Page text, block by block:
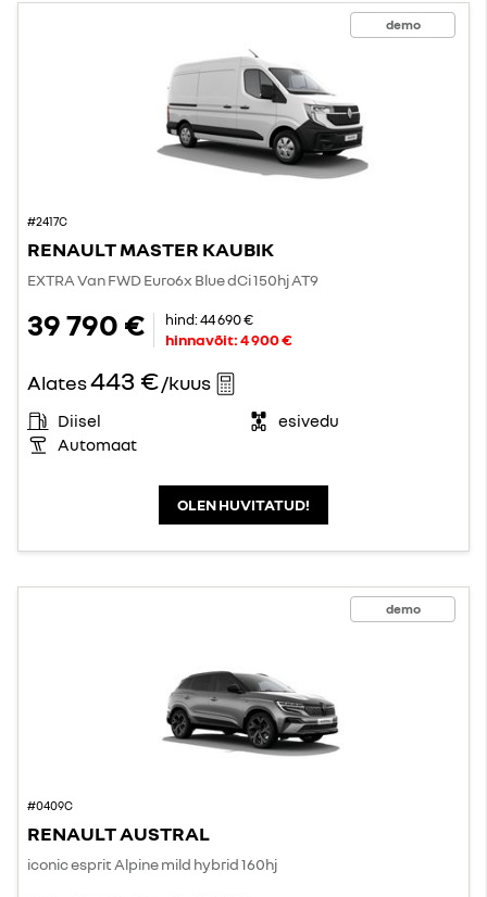
demo
#2417C
RENAULT MASTER KAUBIK
EXTRA Van FWD Euro6x Blue dCi 150hj AT9
39 790 € hind:44 690 €
hinnavõit:4 900 €
Alates443 €/kuus
Diisel
esivedu
Automaat
OLEN HUVITATUD!
demo
#0409C
RENAULT AUSTRAL
iconic esprit Alpine mild hybrid 160hj